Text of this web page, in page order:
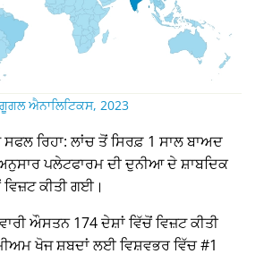
ਗੂਗਲ ਐਨਾਲਿਟਿਕਸ, 2023
ਰਿਹਾ: ਲਾਂਚ ਤੋਂ ਸਿਰਫ਼ 1 ਸਾਲ ਬਾਅਦ
ਪਲੇਟਫਾਰਮ ਦੀ ਦੁਨੀਆ ਦੇ ਸ਼ਾਬਦਿਕ
ਕੀਤੀ ਗਈ।
ਔਸਤਨ 174 ਦੇਸ਼ਾਂ ਵਿੱਚੋਂ ਵਿਜ਼ਟ ਕੀਤੀ
ਖੋਜ ਸ਼ਬਦਾਂ ਲਈ ਵਿਸ਼ਵਭਰ ਵਿੱਚ #1